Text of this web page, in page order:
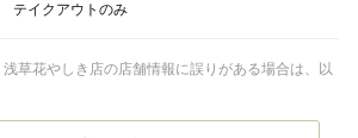
テイクアウトのみ
草花やしき店の店舗情報に誤りがある場合は、以